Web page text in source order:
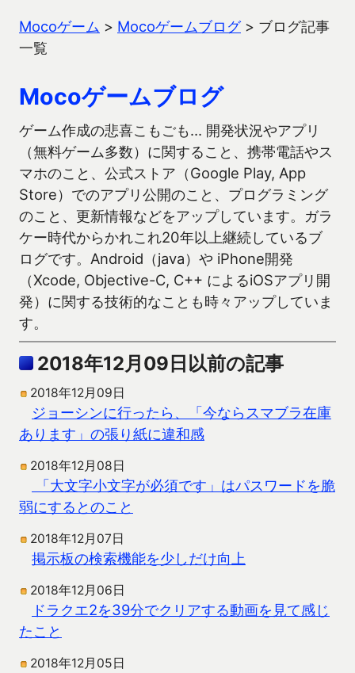
Mocoゲーム > Mocoゲームブログ> ブログ記事
一覧
Mocoゲームブログ
ゲーム作成の悲喜こもごも… 開発状況やアプリ
（無料ゲーム多数）に関すること、携帯電話やス
マホのこと、公式ストア（Google Play, App
Store）でのアプリ公開のこと、プログラミング
のこと、更新情報などをアップしています。ガラ
ケー時代からかれこれ20年以上継続しているブ
ログです。Android（java）や iPhone開発
（Xcode, Objective-C, C++ によるiOSアプリ開
発）に関する技術的なことも時々アップしていま
す。
2018年12月09日以前の記事
2018年12月09日
ジョーシンに行ったら、「今ならスマブラ在庫
あります」の張り紙に違和感
2018年12月08日
「大文字小文字が必須です」はパスワードを脆
弱にするとのこと
2018年12月07日
掲示板の検索機能を少しだけ向上
2018年12月06日
ドラクエ2を39分でクリアする動画を見て感じ
たこと
2018年12月05日